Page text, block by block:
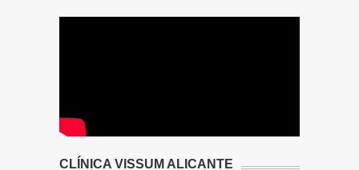
CLÍNICA VISSUM ALICANTE